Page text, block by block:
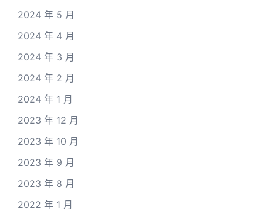
2024 年 5 月
2024 年 4 月
2024 年 3 月
2024 年 2 月
2024 年 1 月
2023 年 12 月
2023 年 10 月
2023 年 9 月
2023 年 8 月
2022 年 1 月